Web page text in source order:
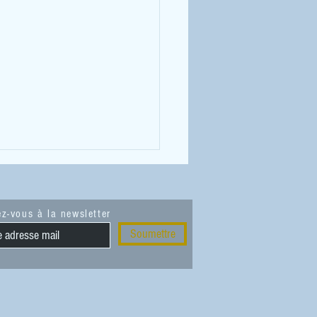
A écouter, à voir
vous à la newsletter
Soumettre